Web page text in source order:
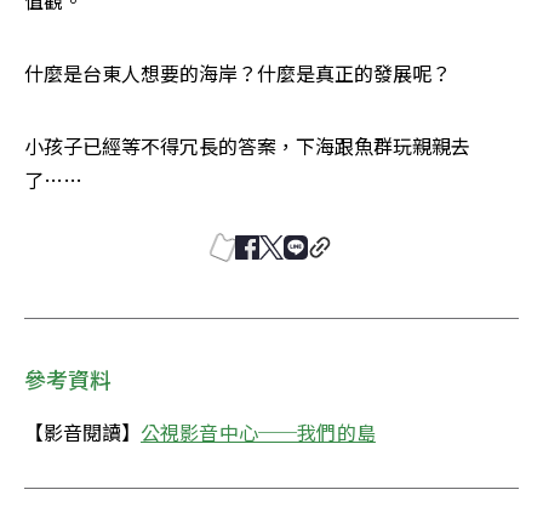
什麼是台東人想要的海岸？什麼是真正的發展呢？
小孩子已經等不得冗長的答案，下海跟魚群玩親親去
了……
參考資料
【影音閱讀】 公視影音中心──我們的島